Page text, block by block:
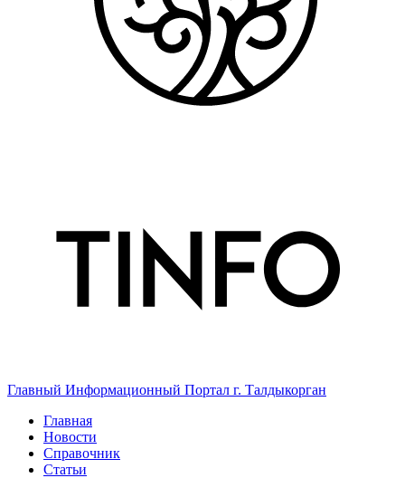
Главный Информационный Портал г. Талдыкорган
Главная
Новости
Справочник
Статьи